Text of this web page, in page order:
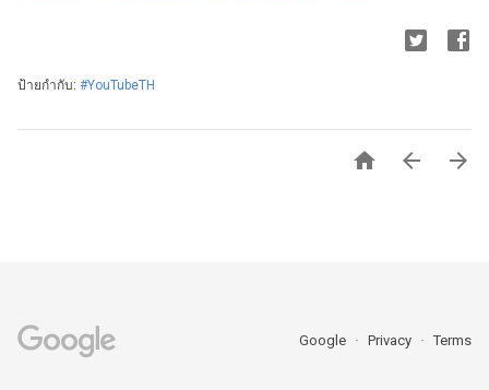
ป้ายกำกับ: #YouTubeTH
  
Google Privacy Terms